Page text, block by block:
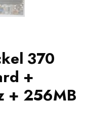
370
+
+ 256MB